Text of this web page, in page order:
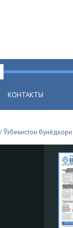
КОНТАКТЫ
Ўзбекистон бунёдкори